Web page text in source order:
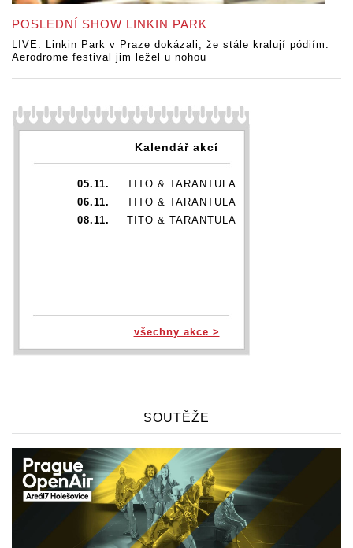
POSLEDNÍ SHOW LINKIN PARK
LIVE: Linkin Park v Praze dokázali, že stále kralují pódiím.
Aerodrome festival jim ležel u nohou
Kalendář akcí
05.11.
TITO & TARANTULA
06.11.
TITO & TARANTULA
08.11.
TITO & TARANTULA
všechny akce >
SOUTĚŽE